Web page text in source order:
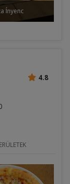
Ínyenc
4.8